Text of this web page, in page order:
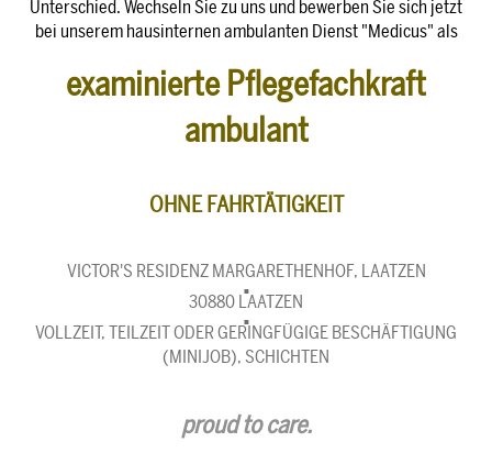
Unterschied. Wechseln Sie zu uns und bewerben Sie sich jetzt
bei unserem hausinternen ambulanten Dienst "Medicus" als
examinierte Pflegefachkraft
ambulant
OHNE FAHRTÄTIGKEIT
VICTOR'S RESIDENZ MARGARETHENHOF, LAATZEN
30880 LAATZEN
VOLLZEIT, TEILZEIT ODER GERINGFÜGIGE BESCHÄFTIGUNG
(MINIJOB), SCHICHTEN
proud to care.